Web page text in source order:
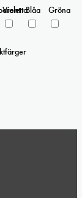
ViolettaBlåa Gröna